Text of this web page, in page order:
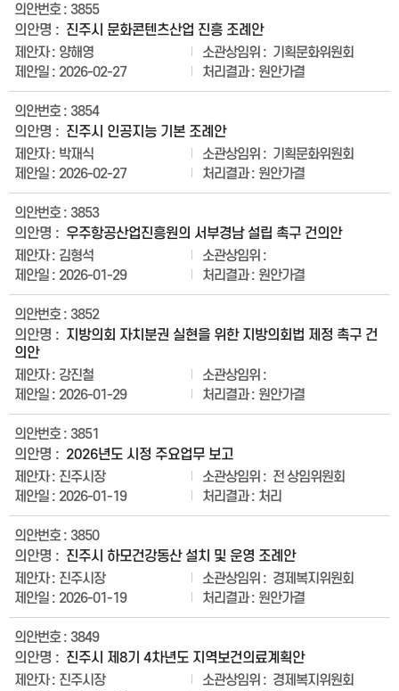
3855
진주시 문화콘텐츠산업 진흥 조례안
양해영
기획문화위원회
2026-02-27
원안가결
3854
진주시 인공지능 기본 조례안
박재식
기획문화위원회
2026-02-27
원안가결
3853
우주항공산업진흥원의 서부경남 설립 촉구 건의안
김형석
2026-01-29
원안가결
3852
지방의회 자치분권 실현을 위한 지방의회법 제정 촉구 건
의안
강진철
2026-01-29
원안가결
3851
2026년도 시정 주요업무 보고
진주시장
전 상임위원회
2026-01-19
처리
3850
진주시 하모건강동산 설치 및 운영 조례안
진주시장
경제복지위원회
2026-01-19
원안가결
3849
진주시 제8기 4차년도 지역보건의료계획안
진주시장
경제복지위원회